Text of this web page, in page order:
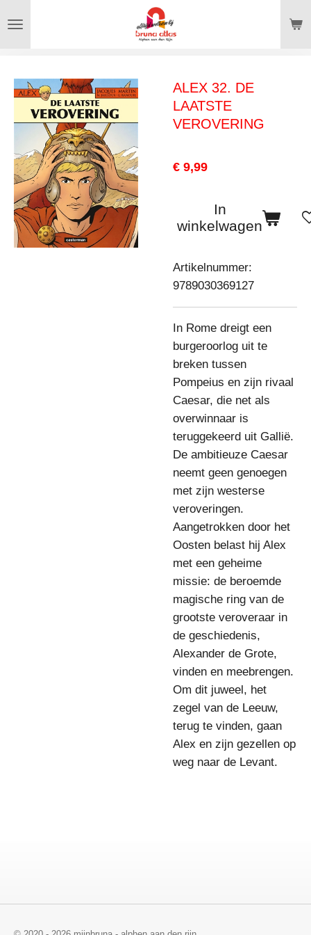
direct
hoofdinhoud
ALEX 32. DE
LAATSTE
VEROVERING
€ 9,99
In
winkelwagen
Artikelnummer:
9789030369127
In Rome dreigt een
burgeroorlog uit te
breken tussen
Pompeius en zijn rivaal
Caesar, die net als
overwinnaar is
teruggekeerd uit Gallië.
De ambitieuze Caesar
neemt geen genoegen
met zijn westerse
veroveringen.
Aangetrokken door het
Oosten belast hij Alex
met een geheime
missie: de beroemde
magische ring van de
grootste veroveraar in
de geschiedenis,
Alexander de Grote,
vinden en meebrengen.
Om dit juweel, het
zegel van de Leeuw,
terug te vinden, gaan
Alex en zijn gezellen op
weg naar de Levant.